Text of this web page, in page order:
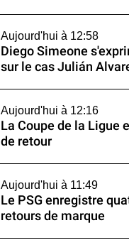
Aujourd'hui à 12:58
Diego Simeone
sur le cas Julián
Aujourd'hui à 12:16
La Coupe de la Ligue
de retour
Aujourd'hui à 11:49
Le PSG enregistre
retours de marque